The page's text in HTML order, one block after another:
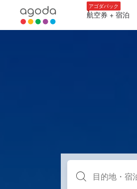
アゴダパック
航空券 + 宿泊